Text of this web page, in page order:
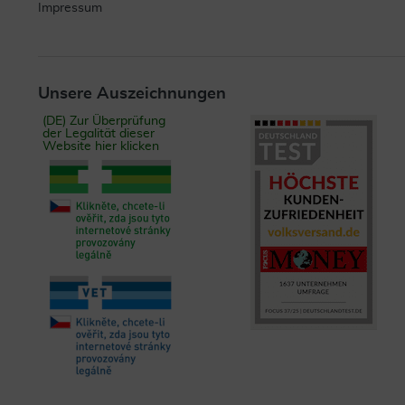
Impressum
Unsere Auszeichnungen
(DE) Zur Überprüfung
der Legalität dieser
Website hier klicken